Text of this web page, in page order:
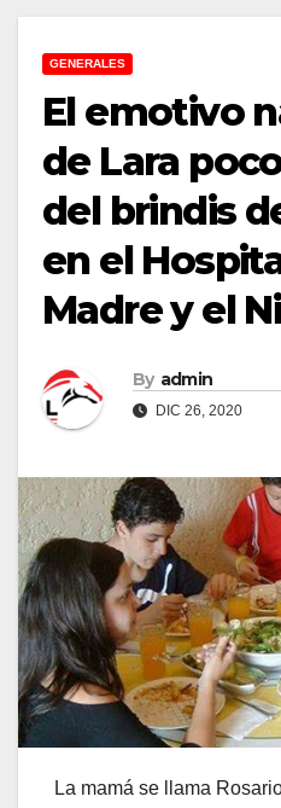
GENERALES
El emotivo
de Lara
del brindis
en el
Madre y el
By admin
DIC 26, 2020
La mamá se llama